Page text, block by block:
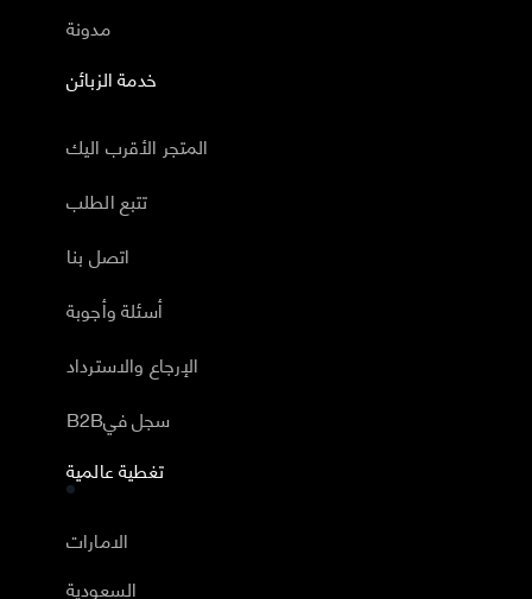
مدونة
خدمة الزبائن
المتجر الأقرب اليك
تتبع الطلب
اتصل بنا
أسئلة وأجوبة
الإرجاع والاسترداد
B2Bسجل في
تغطية عالمية
الامارات
السعودية